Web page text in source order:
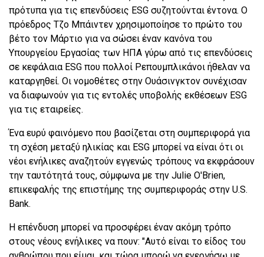
πρότυπα για τις επενδύσεις ESG συζητούνται έντονα. Ο
πρόεδρος Τζο Μπάιντεν χρησιμοποίησε το πρώτο του
βέτο τον Μάρτιο για να σώσει έναν κανόνα του
Υπουργείου Εργασίας των ΗΠΑ γύρω από τις επενδύσεις
σε κεφάλαια ESG που πολλοί Ρεπουμπλικάνοι ήθελαν να
καταργηθεί. Οι νομοθέτες στην Ουάσινγκτον συνέχισαν
να διαφωνούν για τις εντολές υποβολής εκθέσεων ESG
για τις εταιρείες.
Ένα ευρύ φαινόμενο που βασίζεται στη συμπεριφορά για
τη σχέση μεταξύ ηλικίας και ESG μπορεί να είναι ότι οι
νέοι ενήλικες αναζητούν εγγενώς τρόπους να εκφράσουν
την ταυτότητά τους, σύμφωνα με την Julie O'Brien,
επικεφαλής της επιστήμης της συμπεριφοράς στην U.S.
Bank.
Η επένδυση μπορεί να προσφέρει έναν ακόμη τρόπο
στους νέους ενήλικες να πουν: "Αυτό είναι το είδος του